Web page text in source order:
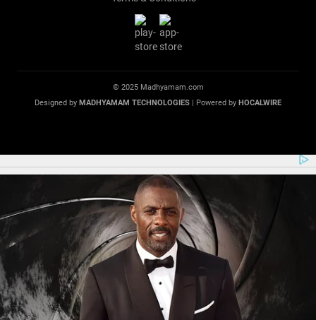
© 2025 Madhyamam.com
Designed by MADHYAMAM TECHNOLOGIES | Powered by HOCALWIRE